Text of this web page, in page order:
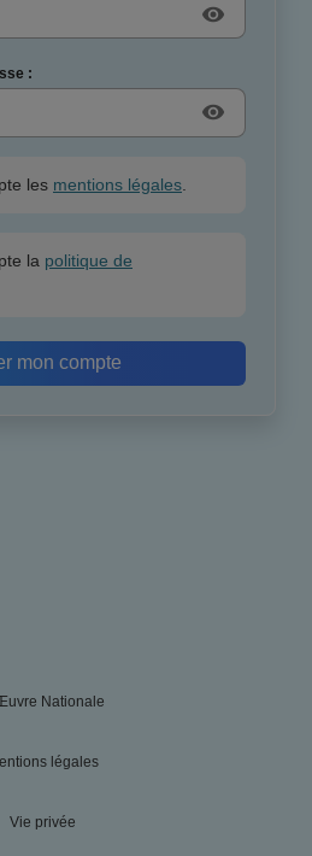
visibility
:
visibility
les mentions légales
la politique de
mon compte
Nationale
légales
Vie privée